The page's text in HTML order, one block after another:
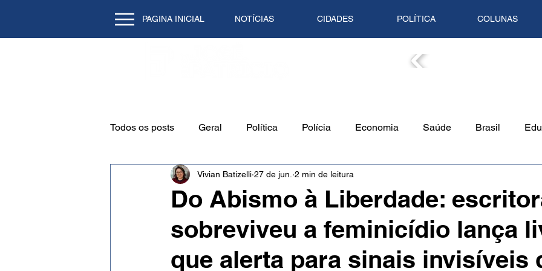
PAGINA INICIAL NOTÍCIAS CIDADES POLÍTICA COLUNAS
Todos os posts Geral Política Polícia Economia Saúde Brasil
Emprego Cidade Meio Ambiente Empreendedorismo
Natal/RN Tecnologia Tempo Artigo Mundo Trânsito Mente em
Do Abismo à Liberdade:
sobreviveu a feminicídio lança
que alerta para sinais invisíveis
Vivian Batizelli 27 de jun. 2 min de leitura